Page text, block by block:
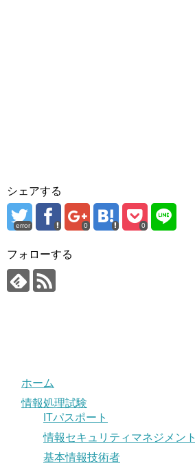
シェアする
error 0 0
フォローする
ホーム
情報処理試験
ITパスポート
情報セキュリティマネジメント
基本情報技術者